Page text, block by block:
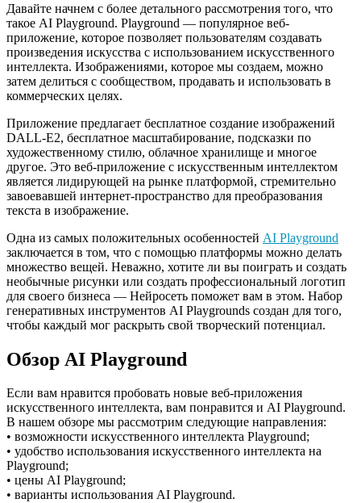
Давайте начнем с более детального рассмотрения того, что
такое AI Playground. Playground — популярное веб-
приложение, которое позволяет пользователям создавать
произведения искусства с использованием искусственного
интеллекта. Изображениями, которое мы создаем, можно
затем делиться с сообществом, продавать и использовать в
коммерческих целях.
Приложение предлагает бесплатное создание изображений
DALL-E2, бесплатное масштабирование, подсказки по
художественному стилю, облачное хранилище и многое
другое. Это веб-приложение с искусственным интеллектом
является лидирующей на рынке платформой, стремительно
завоевавшей интернет-пространство для преобразования
текста в изображение.
Одна из самых положительных особенностей AI Playground
заключается в том, что с помощью платформы можно делать
множество вещей. Неважно, хотите ли вы поиграть и создать
необычные рисунки или создать профессиональный логотип
для своего бизнеса — Нейросеть поможет вам в этом. Набор
генеративных инструментов AI Playgrounds создан для того,
чтобы каждый мог раскрыть свой творческий потенциал.
Обзор AI Playground
Если вам нравится пробовать новые веб-приложения
искусственного интеллекта, вам понравится и AI Playground.
В нашем обзоре мы рассмотрим следующие направления:
• возможности искусственного интеллекта Playground;
• удобство использования искусственного интеллекта на
Playground;
• цены AI Playground;
• варианты использования AI Playground.